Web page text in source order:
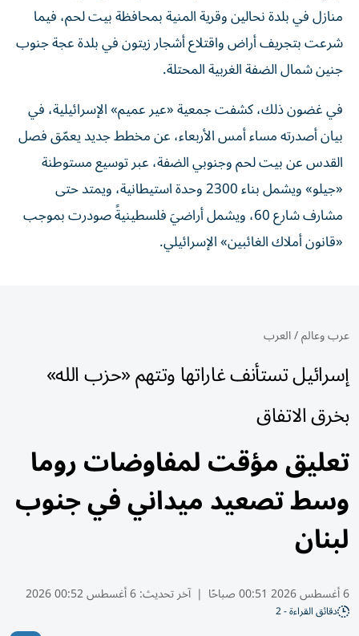
منازل في بلدة نحالين وقرية المنية بمحافظة بيت لحم، فيما
شرعت بتجريف أراض واقتلاع أشجار زيتون في بلدة عجة جنوب
جنين شمال الضفة الغربية المحتلة.
في غضون ذلك، كشفت جمعية «عير عميم» الإسرائيلية، في
بيان أصدرته مساء أمس الأربعاء، عن مخطط جديد يعمّق فصل
القدس عن بيت لحم وجنوبي الضفة، عبر توسيع مستوطنة
«جيلو» ويشمل بناء 2300 وحدة استيطانية، ويمتد حتى
مشارف شارع 60، ويشمل أراضيَ فلسطينيةً صودرت بموجب
«قانون أملاك الغائبين» الإسرائيلي.
عرب وعالم/العرب
إسرائيل تستأنف غاراتها وتتهم «حزب الله»
بخرق الاتفاق
تعليق مؤقت لمفاوضات روما
وسط تصعيد ميداني في جنوب
لبنان
6 أغسطس 2026 00:51 صباحًا | آخر تحديث:6 أغسطس 00:52 2026
دقائق القراءة - 2